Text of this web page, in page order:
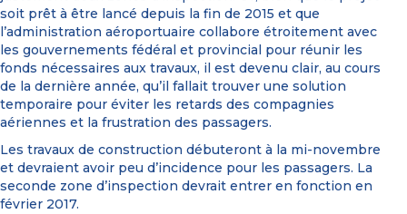
soit prêt à être lancé depuis la fin de 2015 et que
l’administration aéroportuaire collabore étroitement avec
les gouvernements fédéral et provincial pour réunir les
fonds nécessaires aux travaux, il est devenu clair, au cours
de la dernière année, qu’il fallait trouver une solution
temporaire pour éviter les retards des compagnies
aériennes et la frustration des passagers.
Les travaux de construction débuteront à la mi-novembre
et devraient avoir peu d’incidence pour les passagers. La
seconde zone d’inspection devrait entrer en fonction en
février 2017.